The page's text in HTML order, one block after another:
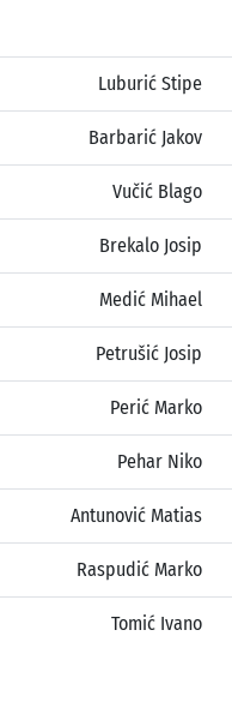
Luburić Stipe
Barbarić Jakov
Vučić Blago
Brekalo Josip
Medić Mihael
Petrušić Josip
Perić Marko
Pehar Niko
Antunović Matias
Raspudić Marko
Tomić Ivano